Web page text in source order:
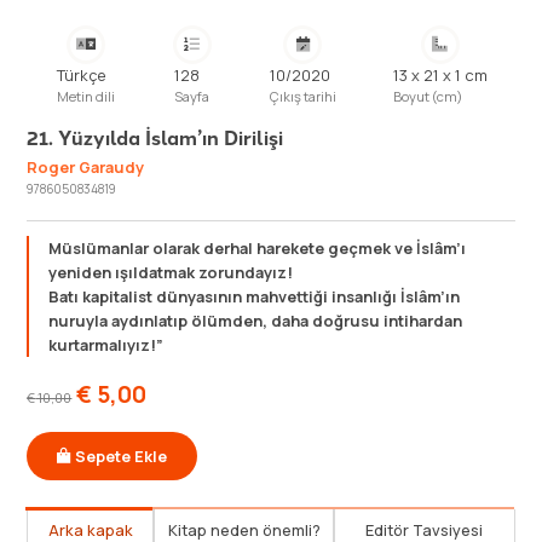
Türkçe
Metin dili
128
Sayfa
10/2020
Çıkış tarihi
13 x 21 x 1 cm
Boyut (cm)
21. Yüzyılda İslam’ın Dirilişi
Roger Garaudy
9786050834819
Müslümanlar olarak derhal harekete geçmek ve İslâm’ı
yeniden ışıldatmak zorundayız!
Batı kapitalist dünyasının mahvettiği insanlığı İslâm’ın
nuruyla aydınlatıp ölümden, daha doğrusu intihardan
kurtarmalıyız!”
€10,00 € 5,00
Sepete Ekle
Arka kapak Kitap neden önemli? Editör Tavsiyesi